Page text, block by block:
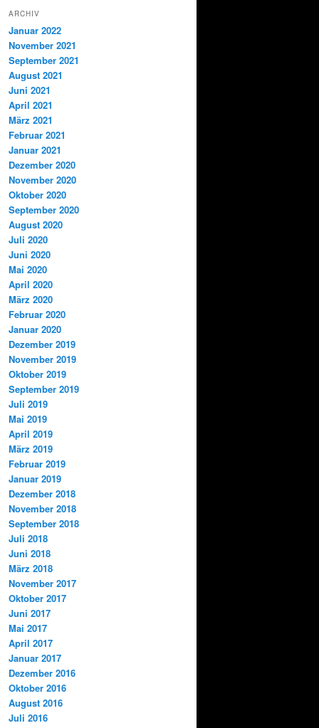
ARCHIV
Januar 2022
November 2021
September 2021
August 2021
Juni 2021
April 2021
März 2021
Februar 2021
Januar 2021
Dezember 2020
November 2020
Oktober 2020
September 2020
August 2020
Juli 2020
Juni 2020
Mai 2020
April 2020
März 2020
Februar 2020
Januar 2020
Dezember 2019
November 2019
Oktober 2019
September 2019
Juli 2019
Mai 2019
April 2019
März 2019
Februar 2019
Januar 2019
Dezember 2018
November 2018
September 2018
Juli 2018
Juni 2018
März 2018
November 2017
Oktober 2017
Juni 2017
Mai 2017
April 2017
Januar 2017
Dezember 2016
Oktober 2016
August 2016
Juli 2016